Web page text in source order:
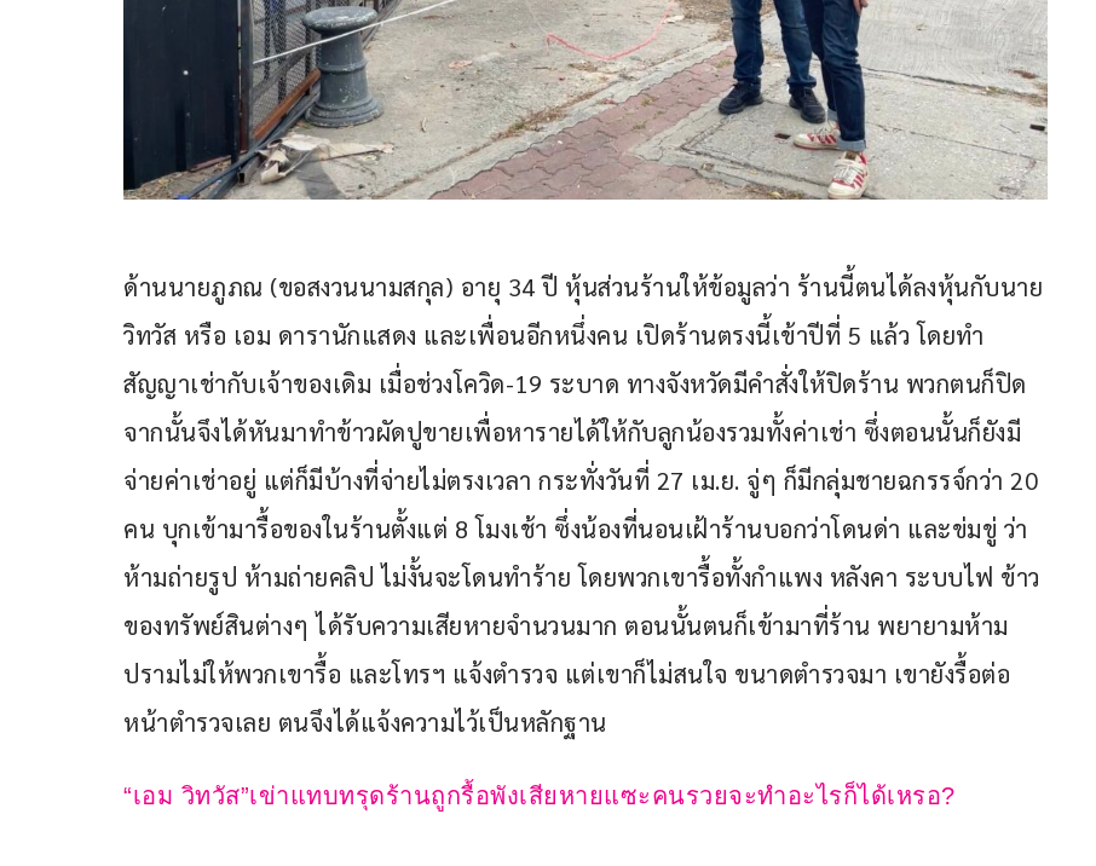
ด้านนายภูภณ (ขอสงวนนามสกุล) อายุ 34 ปี หุ้นส่วนร้านให้ข้อมูลว่า ร้านนี้ตนได้ลงหุ้นกับนาย
วิทวัส หรือ เอม ดารานักแสดง และเพื่อนอีกหนึ่งคน เปิดร้านตรงนี้เข้าปีที่ 5 แล้ว โดยทำ
สัญญาเช่ากับเจ้าของเดิม เมื่อช่วงโควิด-19 ระบาด ทางจังหวัดมีคำสั่งให้ปิดร้าน พวกตนก็ปิด
จากนั้นจึงได้หันมาทำข้าวผัดปูขายเพื่อหารายได้ให้กับลูกน้องรวมทั้งค่าเช่า ซึ่งตอนนั้นก็ยังมี
จ่ายค่าเช่าอยู่ แต่ก็มีบ้างที่จ่ายไม่ตรงเวลา กระทั่งวันที่ 27 เม.ย. จู่ๆ ก็มีกลุ่มชายฉกรรจ์กว่า 20
คน บุกเข้ามารื้อของในร้านตั้งแต่ 8 โมงเช้า ซึ่งน้องที่นอนเฝ้าร้านบอกว่าโดนด่า และข่มขู่ ว่า
ห้ามถ่ายรูป ห้ามถ่ายคลิป ไม่งั้นจะโดนทำร้าย โดยพวกเขารื้อทั้งกำแพง หลังคา ระบบไฟ ข้าว
ของทรัพย์สินต่างๆ ได้รับความเสียหายจำนวนมาก ตอนนั้นตนก็เข้ามาที่ร้าน พยายามห้าม
ปรามไม่ให้พวกเขารื้อ และโทรฯ แจ้งตำรวจ แต่เขาก็ไม่สนใจ ขนาดตำรวจมา เขายังรื้อต่อ
หน้าตำรวจเลย ตนจึงได้แจ้งความไว้เป็นหลักฐาน
“เอม วิทวัส”เข่าแทบทรุดร้านถูกรื้อพังเสียหายแซะคนรวยจะทำอะไรก็ได้เหรอ?